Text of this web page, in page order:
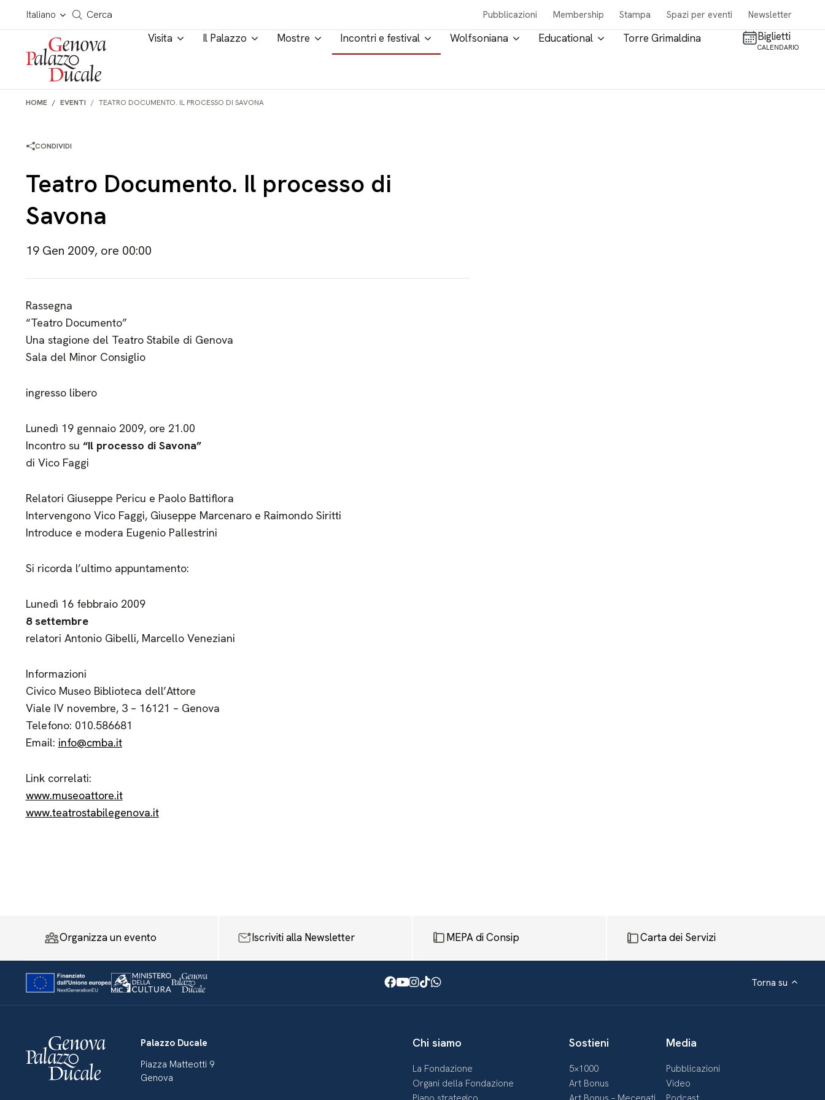
Salta al contenuto
Italiano
Cerca in tutto il sito
Cerca Pubblicazioni Membership Stampa Spazi per eventi Newsletter
Visita Il Palazzo Mostre Incontri e festival Wolfsoniana Educational Torre Grimaldina Biglietti
CALENDARIO
HOME EVENTI TEATRO DOCUMENTO. IL PROCESSO DI SAVONA
CONDIVIDI
Teatro Documento. Il processo di
Savona
19 Gen 2009, ore 00:00
Rassegna
“Teatro Documento”
Una stagione del Teatro Stabile di Genova
Sala del Minor Consiglio
ingresso libero
Lunedì 19 gennaio 2009, ore 21.00
Incontro su “Il processo di Savona”
di Vico Faggi
Relatori Giuseppe Pericu e Paolo Battiflora
Intervengono Vico Faggi, Giuseppe Marcenaro e Raimondo Siritti
Introduce e modera Eugenio Pallestrini
Si ricorda l’ultimo appuntamento:
Lunedì 16 febbraio 2009
8 settembre
relatori Antonio Gibelli, Marcello Veneziani
Informazioni
Civico Museo Biblioteca dell’Attore
Viale IV novembre, 3 – 16121 – Genova
Telefono: 010.586681
Email: info@cmba.it
Link correlati:
www.museoattore.it
www.teatrostabilegenova.it
Organizza un evento Iscriviti alla Newsletter MEPA di Consip Carta dei Servizi
Facebook
Youtube
Instagram
TikTok
WhatsApp Torna su
Palazzo Ducale
Piazza Matteotti 9
Genova
Chi siamo
La Fondazione
Organi della Fondazione
Sostieni
5×1000
Art Bonus
Media
Pubblicazioni
Video